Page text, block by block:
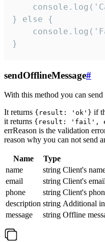
} else {
}
sendOfflineMessage#
With this method you can
It returns {result: 'ok'} if
it returns {result: 'fail',
errReason is the validation
reason why you can not send
Name Type
name
string Client's
email
string Client's email
phone
string Client's
description string Additional
message
string Offline